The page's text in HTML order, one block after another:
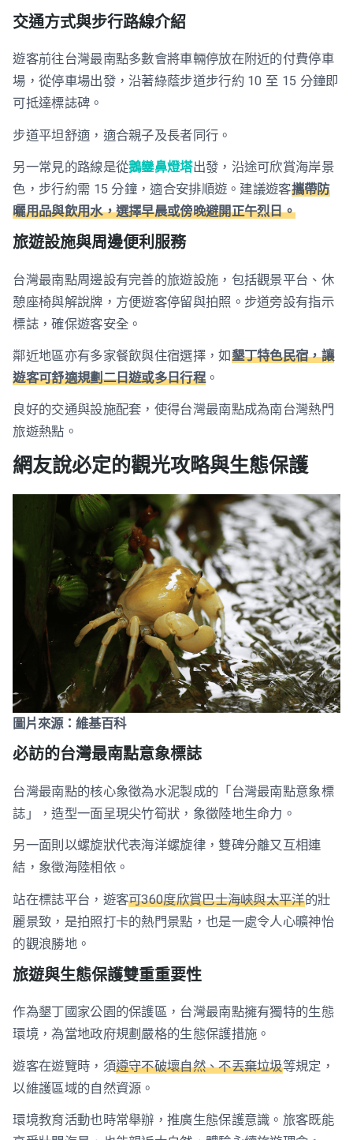
交通方式與步行路線介紹
遊客前往台灣最南點多數會將車輛停放在附近的付費停車
場，從停車場出發，沿著綠蔭步道步行約 10 至 15 分鐘即
可抵達標誌碑。
步道平坦舒適，適合親子及長者同行。
另一常見的路線是從鵝鑾鼻燈塔出發，沿途可欣賞海岸景
色，步行約需 15 分鐘，適合安排順遊。建議遊客攜帶防
曬用品與飲用水，選擇早晨或傍晚避開正午烈日。
旅遊設施與周邊便利服務
台灣最南點周邊設有完善的旅遊設施，包括觀景平台、休
憩座椅與解說牌，方便遊客停留與拍照。步道旁設有指示
標誌，確保遊客安全。
鄰近地區亦有多家餐飲與住宿選擇，如墾丁特色民宿，讓
遊客可舒適規劃二日遊或多日行程。
良好的交通與設施配套，使得台灣最南點成為南台灣熱門
旅遊熱點。
網友說必定的觀光攻略與生態保護
圖片來源：維基百科
必訪的台灣最南點意象標誌
台灣最南點的核心象徵為水泥製成的「台灣最南點意象標
誌」，造型一面呈現尖竹筍狀，象徵陸地生命力。
另一面則以螺旋狀代表海洋螺旋律，雙碑分離又互相連
結，象徵海陸相依。
站在標誌平台，遊客可360度欣賞巴士海峽與太平洋的壯
麗景致，是拍照打卡的熱門景點，也是一處令人心曠神怡
的觀浪勝地。
旅遊與生態保護雙重重要性
作為墾丁國家公園的保護區，台灣最南點擁有獨特的生態
環境，為當地政府規劃嚴格的生態保護措施。
遊客在遊覽時，須遵守不破壞自然、不丟棄垃圾等規定，
以維護區域的自然資源。
環境教育活動也時常舉辦，推廣生態保護意識。旅客既能